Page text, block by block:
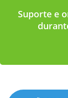
Suporte e